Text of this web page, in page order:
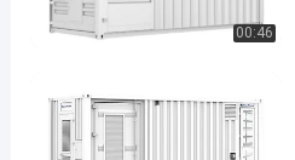
σε
Εμπορευματοκιβώτιο
Συσκευή
αποθήκευσης
ενέργειας
2025-
07-05
00:46